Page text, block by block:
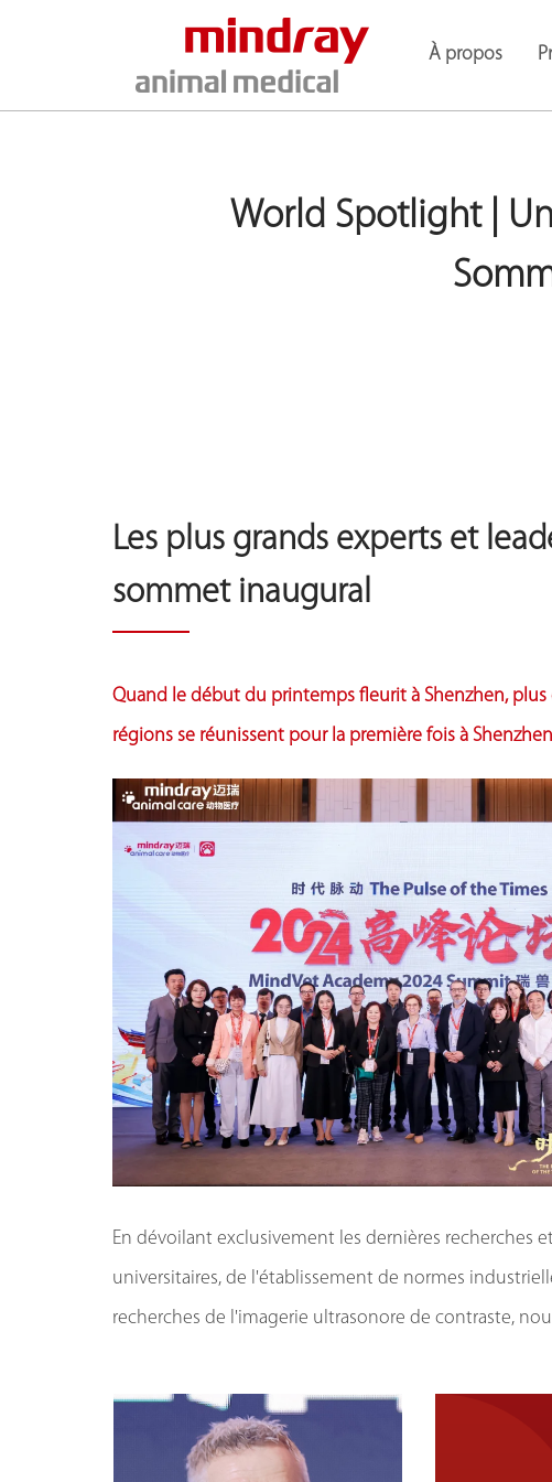
À propos
World Spotlight |
Les plus grands experts et
sommet inaugural
Quand le début du printemps fleurit à Shenzhen,
régions se réunissent pour la première fois à
En dévoilant exclusivement les dernières recherches
universitaires, de l'établissement de normes
recherches de l'imagerie ultrasonore de contraste,